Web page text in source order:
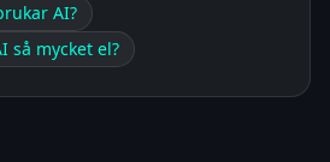
AI?
så mycket el?